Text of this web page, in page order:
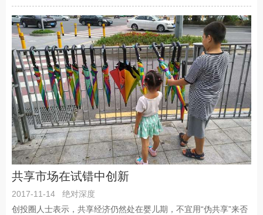
共享市场在试错中创新
2017-11-14
绝对深度
创投圈人士表示，共享经济仍然处在婴儿期，不宜用“伪共享”来否